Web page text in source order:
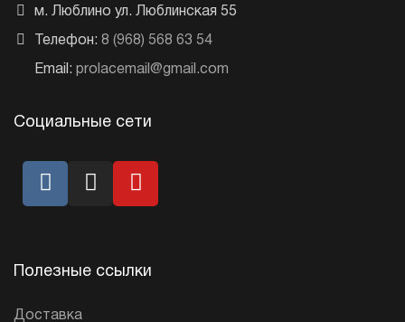
м. Люблино ул. Люблинская 55
Телефон: 8 (968) 568 63 54
Email: prolacemail@gmail.com
Социальные сети
Полезные ссылки
Доставка